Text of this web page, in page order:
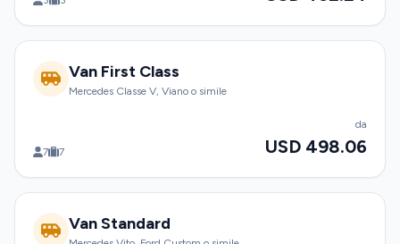
Van First Class
Mercedes Classe V, Viano o simile
7 7
da
USD 498.06
Van Standard